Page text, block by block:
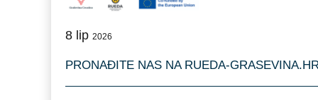
8 lip 2026
PRONAĐITE NAS NA RUEDA-